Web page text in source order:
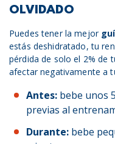
OLVIDADO
Puedes tener la mejor
estás deshidratado, tu
pérdida de solo el 2% de
afectar negativamente a
Antes: bebe unos
previas al
Durante: bebe